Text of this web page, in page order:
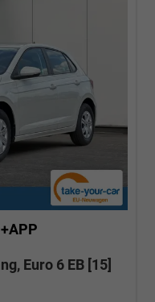
Euro 6 EB [15]